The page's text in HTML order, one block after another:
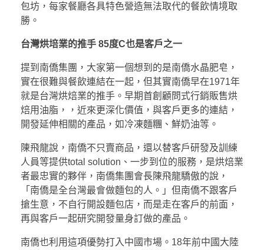
包坊，每家餐廳各具特色營造無法取代的餐飲情境取
勝。
台灣烘培業的推手 85度C也是客戶之一
提到南僑集團，大家第一個想到的是南僑水晶肥皂，
實在很難與餐飲連結在一起，但其實南僑早在1971年
就是台灣烘焙業的推手。早期首創顧問式行銷販售烘
焙用油脂，，近來更深化價值，與客戶更多的連結，
開發延伸相關的產品，如冷凍麵糰、鮮奶油等。
陳飛龍說，南僑不只賣商品，還以替客戶研發及訓練
人員等提供total solution、一步到位的服務，是烘焙業
者最忠實的夥伴，南僑集團會長陳飛龍驕傲的說，
「南僑是全台灣最會做麵包的人。」但南僑不跟客戶
搶生意，不自行開設麵包店，而是走在客戶的前面，
再與客戶一起研究開發量身訂做的產品。
南僑也利用這項優勢打入中國市場。18年前中國大陸